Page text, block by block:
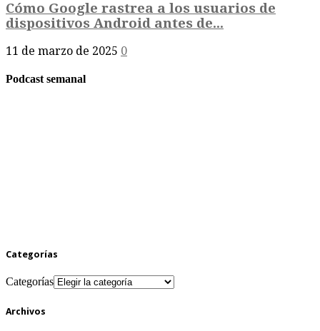
Cómo Google rastrea a los usuarios de
dispositivos Android antes de...
11 de marzo de 2025 0
Podcast semanal
Categorías
Categorías
Archivos